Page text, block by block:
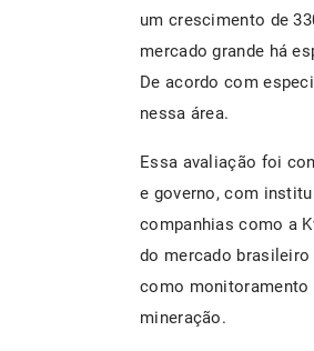
um crescimento de
mercado grande há
De acordo com
nessa área.
Essa avaliação foi
e governo, com
companhias como a
do mercado
como monitoramento
mineração.